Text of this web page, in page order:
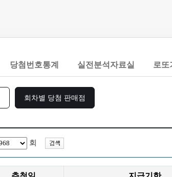
당첨번호통계 실전분석자료실 로또
회차별 당첨 판매점
회